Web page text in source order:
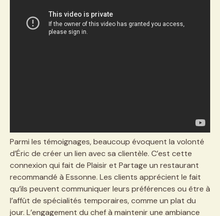
Parmi les témoignages, beaucoup évoquent la volonté
d’Éric de créer un lien avec sa clientèle. C’est cette
connexion qui fait de Plaisir et Partage un restaurant
recommandé à Essonne. Les clients apprécient le fait
qu’ils peuvent communiquer leurs préférences ou être à
l’affût de spécialités temporaires, comme un plat du
jour. L’engagement du chef à maintenir une ambiance